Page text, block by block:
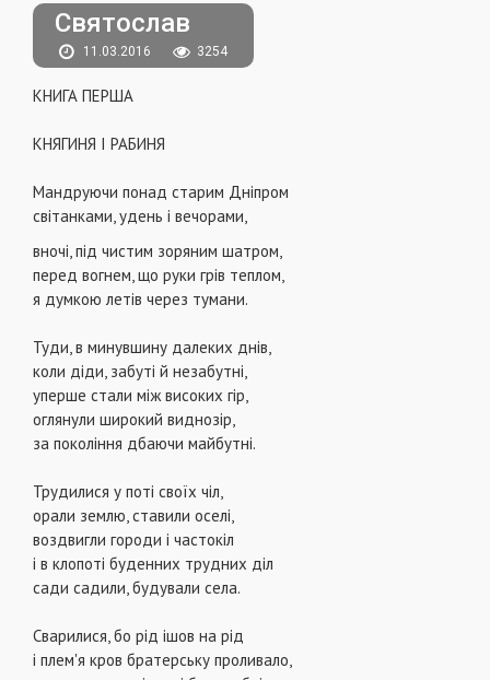
Святослав
11.03.2016 3254
КНИГА ПЕРША
КНЯГИНЯ I РАБИНЯ
Мандруючи понад старим Днiпром
свiтанками, удень i вечорами,
вночi, пiд чистим зоряним шатром,
перед вогнем, що руки грiв теплом,
я думкою летiв через тумани.
Туди, в минувшину далеких днiв,
коли дiди, забутi й незабутнi,
уперше стали мiж високих гiр,
оглянули широкий виднозiр,
за поколiння дбаючи майбутнi.
Трудилися у потi своїх чiл,
орали землю, ставили оселi,
воздвигли городи i частокiл
i в клопотi буденних трудних дiл
сади садили, будували села.
Сварилися, бо рiд iшов на рiд
i плем'я кров братерську проливало,